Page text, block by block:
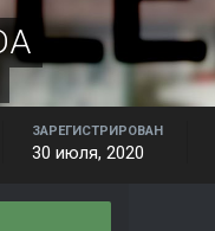
ЗАРЕГИСТРИРОВАН
30 июля, 2020